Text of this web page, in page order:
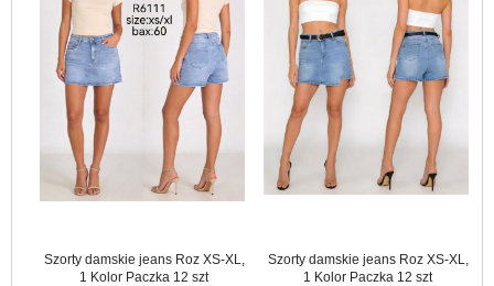
Szorty damskie jeans Roz XS-XL,
1 Kolor Paczka 12 szt
Szorty damskie jeans Roz XS-XL,
1 Kolor Paczka 12 szt